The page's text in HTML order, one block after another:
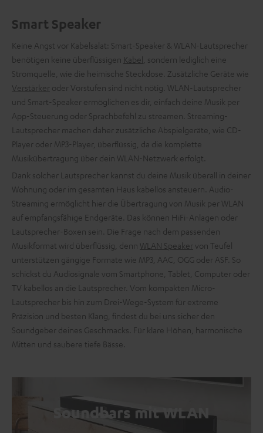
Smart Speaker
Keine Angst vor Kabelsalat: Smart-Speaker & WLAN-Lautsprecher
benötigen keine überflüssigen Kabel , sondern lediglich eine
Stromquelle, wie die heimische Steckdose. Zusätzliche Geräte wie
Verstärker oder Vorstufen sind nicht nötig. WLAN-Lautsprecher
und Smart-Speaker ermöglichen es dir, einfach deine Musik per
App-Steuerung oder Sprachbefehl zu streamen. Streaming-
Lautsprecher machen daher zusätzliche Abspielgeräte, wie CD-
Player oder MP3-Player, überflüssig, da die komplette
Musikübertragung über dein WLAN-Netzwerk erfolgt.
Dank solcher Lautsprecher kannst du deine Musik überall in deiner
Wohnung oder im gesamten Haus kabellos ansteuern. Audio-
Streaming ermöglicht hier die Übertragung von Musik per WLAN
auf empfangsfähige Endgeräte. Das können HiFi-Anlagen oder
Lautsprecher-Boxen sein. Die Frage nach dem passenden
Musikformat wird überflüssig, denn WLAN Speaker von Teufel
unterstützen gängige Formate wie MP3, AAC, OGG oder ASF. So
schickst du Audiosignale vom Smartphone, Tablet, Computer oder
TV kabellos an die Lautsprecher. Vom kompakten Micro-
Lautsprecher bis hin zum Drei-Wege-System für extreme
Präzision und besten Klang, findest du bei uns sicher den
Soundgeber deines Geschmacks. Für klare Höhen, harmonische
Mitten und saubere tiefe Bässe.
Soundbars mit WLAN